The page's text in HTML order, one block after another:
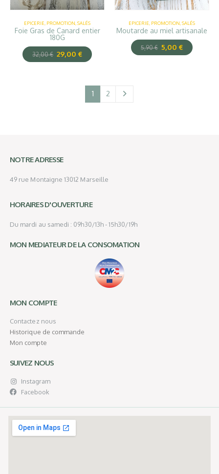
EPICERIE, PROMOTION,SALÉS
Foie Gras de Canard entier
180G
32,00€ 29,00 €
EPICERIE, PROMOTION,SALÉS
Moutarde au miel artisanale
5,90€ 5,00 €
1 2
NOTRE ADRESSE
49 rue Montaigne 13012 Marseille
HORAIRES D'OUVERTURE
Du mardi au samedi : 09h30/13h - 15h30/19h
MON MEDIATEUR DE LA CONSOMATION
MON COMPTE
Contactez nous
Historique de commande
Mon compte
SUIVEZ NOUS
Instagram
Facebook